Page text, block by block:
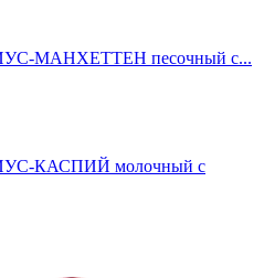
МАНХЕТТЕН песочный с...
КАСПИЙ молочный с